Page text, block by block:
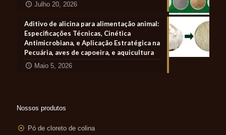
Julho 20, 2026
Aditivo de alicina para alimentação animal:
Especificações Técnicas, Cinética
Antimicrobiana, e Aplicação Estratégica na
Pecuária, aves de capoeira, e aquicultura
Maio 5, 2026
Nossos produtos
Pó de cloreto de colina